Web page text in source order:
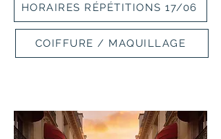
HORAIRES RÉPÉTITIONS 17/06
COIFFURE / MAQUILLAGE